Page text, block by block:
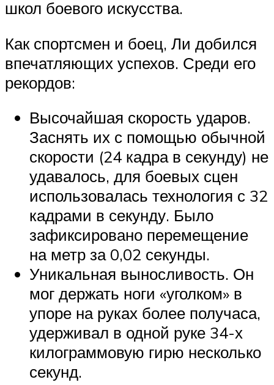
школ боевого искусства.
Как спортсмен и боец, Ли добился
впечатляющих успехов. Среди его
рекордов:
Высочайшая скорость ударов.
Заснять их с помощью обычной
скорости (24 кадра в секунду) не
удавалось, для боевых сцен
использовалась технология с 32
кадрами в секунду. Было
зафиксировано перемещение
на метр за 0,02 секунды.
Уникальная выносливость. Он
мог держать ноги «уголком» в
упоре на руках более получаса,
удерживал в одной руке 34-х
килограммовую гирю несколько
секунд.